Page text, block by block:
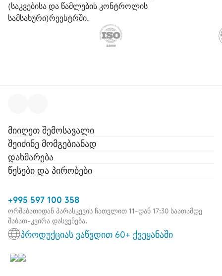
(საკვებისა და წამლების კონტროლის
სამსახური)რეესტრში.
მიიღეთ შემოსავალი
შეიძინე მომგებიანად
დახმარება
წესები და პირობები
+995 597 100 358
ორშაბათიდან პარასკევის ჩათვლით 11-დან 17:30 საათამდე
შაბათ-კვირა დასვენება.
პროდუქციას ვაწვდით 60+ ქვეყანაში